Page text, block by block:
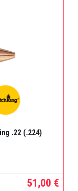
.22 (.224)
51,00 €